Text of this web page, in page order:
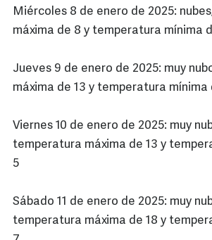
Miércoles 8 de enero de 2025:
máxima de 8 y temperatura mínima
Jueves 9 de enero de 2025: muy
máxima de 13 y temperatura mínima
Viernes 10 de enero de 2025: muy
temperatura máxima de 13 y
5
Sábado 11 de enero de 2025: muy
temperatura máxima de 18 y